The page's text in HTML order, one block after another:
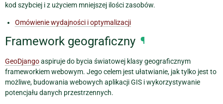
kod szybciej i z użyciem mniejszej ilości zasobów.
Omówienie wydajności i optymalizacji
Framework geograficzny ¶
GeoDjangoaspiruje do bycia światowej klasy geograficznym
frameworkiem webowym. Jego celem jest ułatwianie, jak tylko jest to
możliwe, budowania webowych aplikacji GIS i wykorzystywanie
potencjału danych przestrzennych.